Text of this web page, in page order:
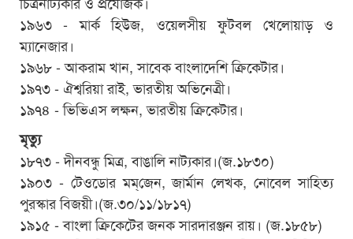
১৯৬৩ - মার্ক হিউজ, ওয়েলসীয় ফুটবল খেলোয়াড় ও
ম্যানেজার।
১৯৬৮ - আকরাম খান, সাবেক বাংলাদেশি ক্রিকেটার।
১৯৭৩ - ঐশ্বরিয়া রাই, ভারতীয় অভিনেত্রী।
১৯৭৪ - ভিভিএস লক্ষন, ভারতীয় ক্রিকেটার।
মৃত্যু
১৮৭৩ - দীনবন্ধু মিত্র, বাঙালি নাট্যকার।(জ.১৮৩০)
১৯০৩ - টেওডোর মম্‌জেন, জার্মান লেখক, নোবেল সাহিত্য
পুরস্কার বিজয়ী।(জ.৩০/১১/১৮১৭)
১৯১৫ - বাংলা ক্রিকেটের জনক সারদারঞ্জন রায়। (জ.১৮৫৮)